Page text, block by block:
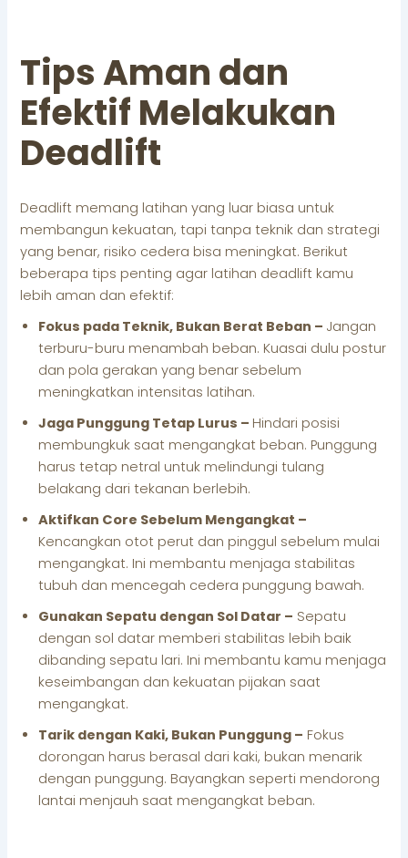
Tips Aman dan
Efektif Melakukan
Deadlift
Deadlift memang latihan yang luar biasa untuk
membangun kekuatan, tapi tanpa teknik dan strategi
yang benar, risiko cedera bisa meningkat. Berikut
beberapa tips penting agar latihan deadlift kamu
lebih aman dan efektif:
Fokus pada Teknik, Bukan Berat Beban – Jangan
terburu-buru menambah beban. Kuasai dulu postur
dan pola gerakan yang benar sebelum
meningkatkan intensitas latihan.
Jaga Punggung Tetap Lurus – Hindari posisi
membungkuk saat mengangkat beban. Punggung
harus tetap netral untuk melindungi tulang
belakang dari tekanan berlebih.
Aktifkan Core Sebelum Mengangkat –
Kencangkan otot perut dan pinggul sebelum mulai
mengangkat. Ini membantu menjaga stabilitas
tubuh dan mencegah cedera punggung bawah.
Gunakan Sepatu dengan Sol Datar – Sepatu
dengan sol datar memberi stabilitas lebih baik
dibanding sepatu lari. Ini membantu kamu menjaga
keseimbangan dan kekuatan pijakan saat
mengangkat.
Tarik dengan Kaki, Bukan Punggung – Fokus
dorongan harus berasal dari kaki, bukan menarik
dengan punggung. Bayangkan seperti mendorong
lantai menjauh saat mengangkat beban.